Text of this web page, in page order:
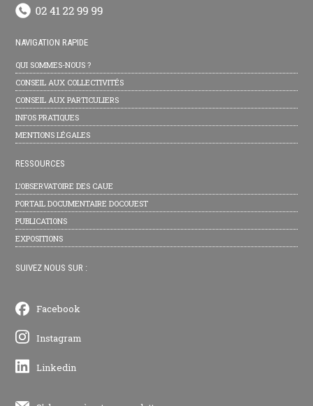
NAVIGATION RAPIDE
QUI SOMMES-NOUS ?
CONSEIL AUX COLLECTIVITÉS
CONSEIL AUX PARTICULIERS
INFOS PRATIQUES
MENTIONS LÉGALES
RESSOURCES
L’OBSERVATOIRE DES CAUE
PORTAIL DOCUMENTAIRE DOCOUEST
PUBLICATIONS
EXPOSITIONS
SUIVEZ NOUS SUR :
Facebook
Instagram
Linkedin